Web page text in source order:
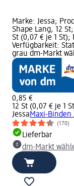
Marke: Jessa;
Shape Lang, 12
St (0,07 € je 1
Verfügbarkeit:
grau dm-Markt
0,85 €
12 St (0,07 € je 1
JessaMaxi-Binden
(170)
Lieferbar
dm-Markt